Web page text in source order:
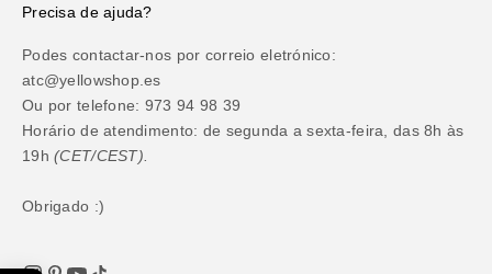
Precisa de ajuda?
Podes contactar-nos por correio eletrónico:
atc@yellowshop.es
Ou por telefone: 973 94 98 39
Horário de atendimento: de segunda a sexta-feira, das 8h às
19h(CET/CEST).
Obrigado :)